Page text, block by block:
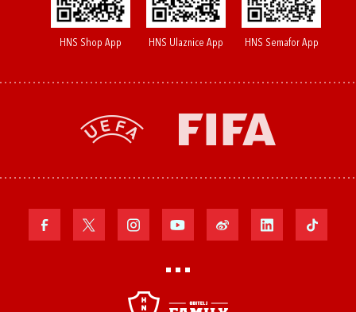
HNS Shop App HNS Ulaznice App HNS Semafor App